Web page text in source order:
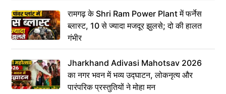
रामगढ़ के Shri Ram Power Plant में फर्नेस
ब्लास्ट, 10 से ज्यादा मजदूर झुलसे; दो की हालत
गंभीर
Jharkhand Adivasi Mahotsav 2026
का नगर भवन में भव्य उद्घाटन, लोकनृत्य और
पारंपरिक प्रस्तुतियों ने मोहा मन